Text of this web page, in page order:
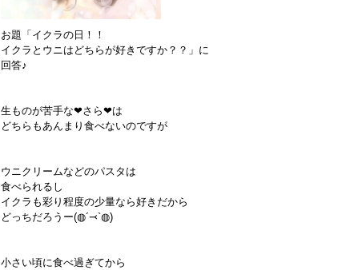
お題「イクラの日！！
イクラとウニはどちらが好きですか？？」に
回答♪
生ものが苦手な❤︎さら❤︎は
どちらもあんまり食べないのですが
ウニクリームなどのパスタは
食べられるし
イクラも彩り程度の少量なら好きだから
どっちだろうー(◍´⤙`◍)
小さい頃に食べ過ぎてから